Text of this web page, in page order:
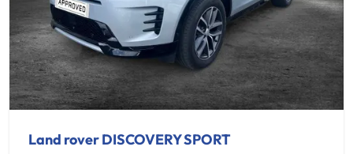
Land rover DISCOVERY SPORT